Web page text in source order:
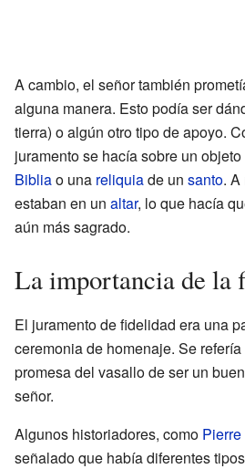
A cambio, el señor también
alguna manera. Esto podía ser
tierra) o algún otro tipo de apoyo.
juramento se hacía sobre un
Bibliao una reliquiade un santo.
estaban en un altar, lo que hacía
aún más sagrado.
La importancia de la
El juramento de fidelidad era una
ceremonia de homenaje. Se
promesa del vasallo de ser un
señor.
Algunos historiadores, como
señalado que había diferentes